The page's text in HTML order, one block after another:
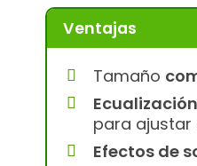
Ventajas
Tamaño
para ajustar
Efectos de